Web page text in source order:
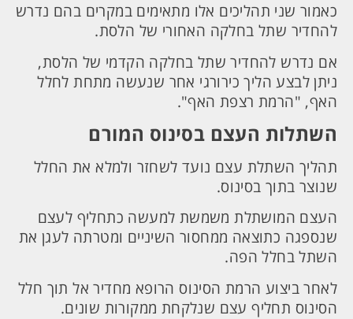
כאמור שני תהליכים אלו מתאימים במקרים בהם נדרש
להחדיר שתל בחלקה האחורי של הלסת.
אם נדרש להחדיר שתל בחלקה הקדמי של הלסת,
ניתן לבצע הליך כירורגי אחר שנעשה מתחת לחלל
האף, "הרמת רצפת האף".
השתלות העצם בסינוס המורם
תהליך השתלת עצם נועד לשחזר ולמלא את החלל
שנוצר בתוך בסינוס.
העצם המושתלת משמשת למעשה כתחליף לעצם
שנספגה כתוצאה ממחסור השיניים ומטרתה לעגן את
השתל בחלל הפה.
לאחר ביצוע הרמת הסינוס הרופא מחדיר אל תוך חלל
הסינוס תחליף עצם שנלקחת ממקורות שונים.